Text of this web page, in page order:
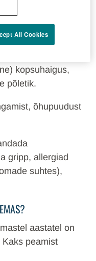
kopsuhaigus,
põletik.
õhupuudust
gripp, allergiad
suhtes),
aastatel on
peamist
All Cookies